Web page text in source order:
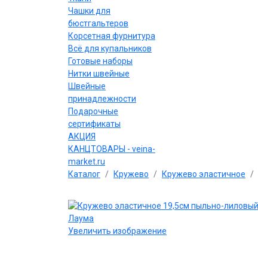
Чашки для
бюстгальтеров
Корсетная фурнитура
Всё для купальников
Готовые наборы
Нитки швейные
Швейные
принадлежности
Подарочные
сертификаты
АКЦИЯ
КАНЦТОВАРЫ - veina-
market.ru
Каталог Кружево Кружево эластичное
Увеличить изображение